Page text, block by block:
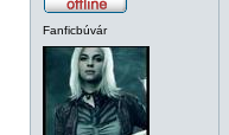
Fanficbúvár